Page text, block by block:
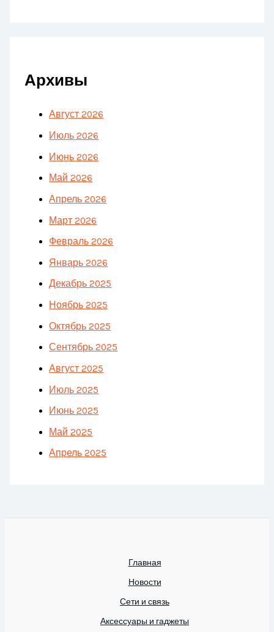
Архивы
Август 2026
Июль 2026
Июнь 2026
Май 2026
Апрель 2026
Март 2026
Февраль 2026
Январь 2026
Декабрь 2025
Ноябрь 2025
Октябрь 2025
Сентябрь 2025
Август 2025
Июль 2025
Июнь 2025
Май 2025
Апрель 2025
Главная
Новости
Сети и связь
Аксессуары и гаджеты